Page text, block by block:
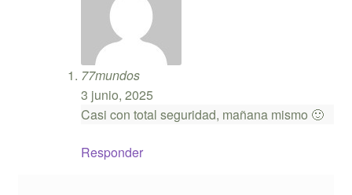
77mundos
3 junio, 2025
Casi con total seguridad, mañana mismo 🙂
Responder